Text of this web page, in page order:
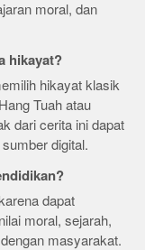
moral, dan
hikayat?
hikayat klasik
Tuah atau
dari cerita ini dapat
digital.
dapat
moral, sejarah,
masyarakat.